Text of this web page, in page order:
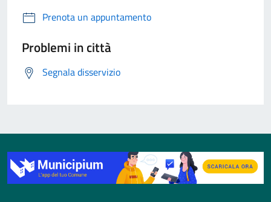
Prenota un appuntamento
Problemi in città
Segnala disservizio